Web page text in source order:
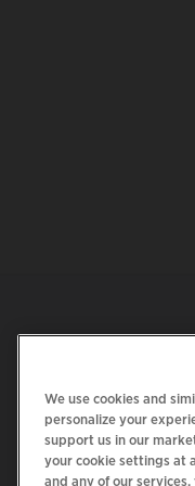
We use cookies and
personalize your
support us in our
your cookie settings at
and any of our